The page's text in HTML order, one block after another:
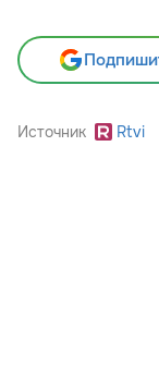
Источник Rtvi